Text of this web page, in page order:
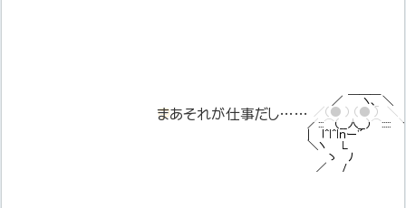
💬
まあそれが仕事だし……
／ ヽ､_ ＼
まあそれが仕事だし……／（● ） （● ） ＼
／:::⌒（__人__）⌒:::::
| ｌ^l^lｎー'´
＼ヽ L
ゝ ﾉ
／ /